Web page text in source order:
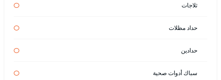
ثلاجات
حداد مظلات
حدادين
سباك أدوات صحية